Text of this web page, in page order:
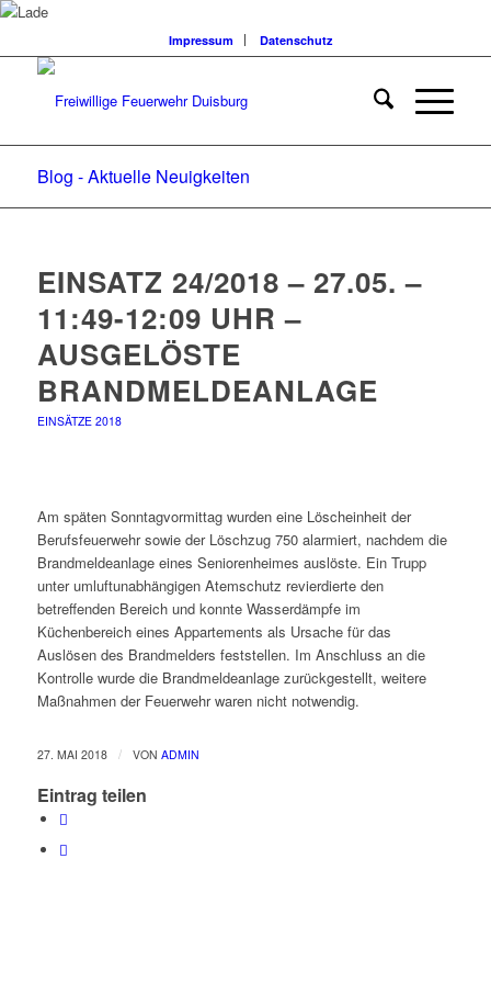
Impressum Datenschutz
Blog - Aktuelle Neuigkeiten
EINSATZ 24/2018 – 27.05. –
11:49-12:09 UHR –
AUSGELÖSTE
BRANDMELDEANLAGE
EINSÄTZE 2018
Am späten Sonntagvormittag wurden eine Löscheinheit der
Berufsfeuerwehr sowie der Löschzug 750 alarmiert, nachdem die
Brandmeldeanlage eines Seniorenheimes auslöste. Ein Trupp
unter umluftunabhängigen Atemschutz revierdierte den
betreffenden Bereich und konnte Wasserdämpfe im
Küchenbereich eines Appartements als Ursache für das
Auslösen des Brandmelders feststellen. Im Anschluss an die
Kontrolle wurde die Brandmeldeanlage zurückgestellt, weitere
Maßnahmen der Feuerwehr waren nicht notwendig.
27. MAI 2018 / VON ADMIN
Eintrag teilen